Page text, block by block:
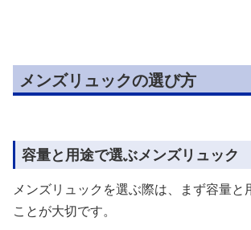
メンズリュックの選び方
容量と用途で選ぶメンズリュック
メンズリュックを選ぶ際は、まず容量と
ことが大切です。